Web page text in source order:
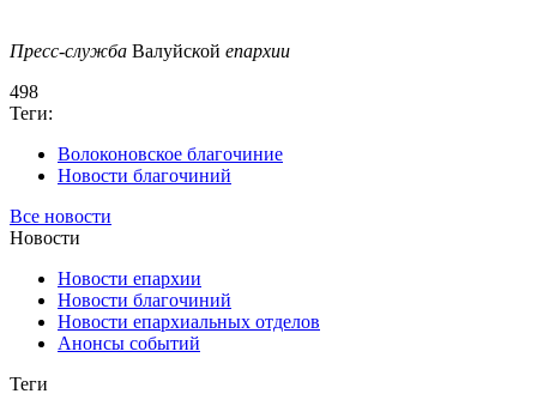
Пресс-служба Валуйской епархии
498
Теги:
Волоконовское благочиние
Новости благочиний
Все новости
Новости
Новости епархии
Новости благочиний
Новости епархиальных отделов
Анонсы событий
Теги